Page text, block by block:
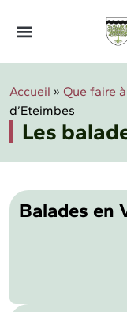
Accueil » Que faire
d’Eteimbes
Les
Balades en